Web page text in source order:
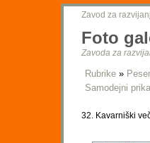
Zavod za
Foto
Zavoda za
Rubrike »
Samodejni
32. Kavarniški